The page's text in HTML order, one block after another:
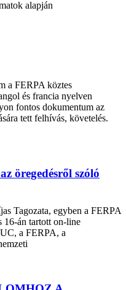
alapján
a FERPA köztes
és francia nyelven
fontos dokumentum az
tett felhívás, követelés.
öregedésről szóló
Tagozata, egyben a FERPA
16-án tartott on-line
a FERPA, a